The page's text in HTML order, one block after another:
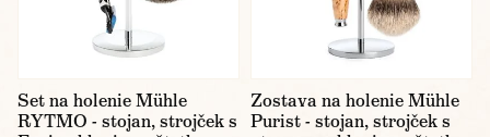
Set na holenie Mühle
RYTMO - stojan, strojček s
Zostava na holenie Mühle
Purist - stojan, strojček s